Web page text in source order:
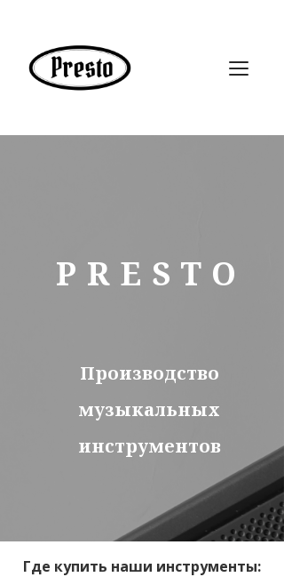
PRESTO
Производство
музыкальных
инструментов
Где купить наши инструменты: